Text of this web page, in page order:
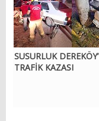
SUSURLUK
TRAFİK KAZASI